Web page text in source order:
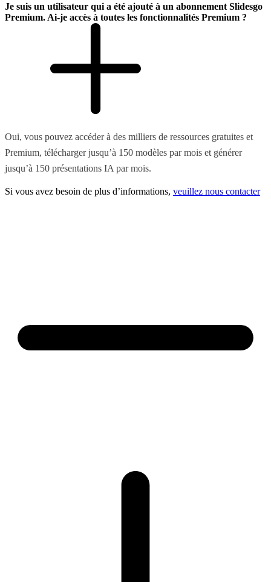
Je suis un utilisateur qui a été ajouté à un abonnement Slidesgo
Premium. Ai-je accès à toutes les fonctionnalités Premium ?
Oui, vous pouvez accéder à des milliers de ressources gratuites et
Premium, télécharger jusqu’à 150 modèles par mois et générer
jusqu’à 150 présentations IA par mois.
Si vous avez besoin de plus d’informations, veuillez nous contacter